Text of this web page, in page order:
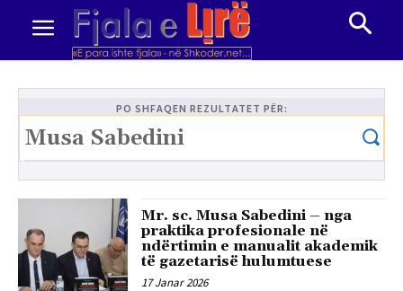
PO SHFAQEN REZULTATET PËR:
Mr. sc. Musa Sabedini – nga
praktika profesionale në
ndërtimin e manualit akademik
të gazetarisë hulumtuese
17 Janar 2026